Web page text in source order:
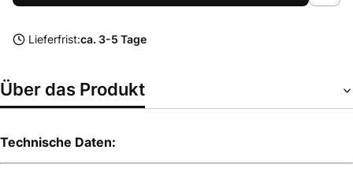
Lieferfrist:ca. 3-5 Tage
Über das Produkt
Technische Daten: